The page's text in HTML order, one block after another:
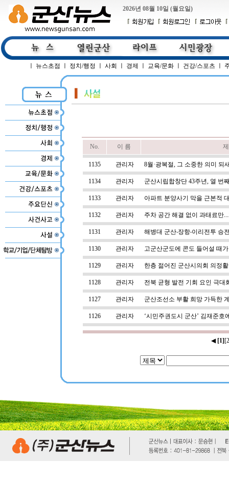
2026년 08월 10일 (월요일)
뉴스초점 정치/행정 사회 경제 교육/문화 건강/스포츠
No. 이 름
1135 관리자 8월·광복절, 그 소중한 의미 되
1134 관리자 군산시립합창단 43주년, 열 번
1133 관리자 아파트 분양사기 막을 근본적
1132 관리자 주차 공간 해결 없이 과태료만
1131 관리자 해병대 군산‧장항‧이리전투 승
1130 관리자 고군산군도에 콘도 들어설 때
1129 관리자 한층 젊어진 군산시의회 의정활
1128 관리자 전북 균형 발전 기회 요인 극대
1127 관리자 군산조선소 부활 희망 가득한
1126 관리자 ‘시민주권도시 군산’ 김재준호
◀ [1]